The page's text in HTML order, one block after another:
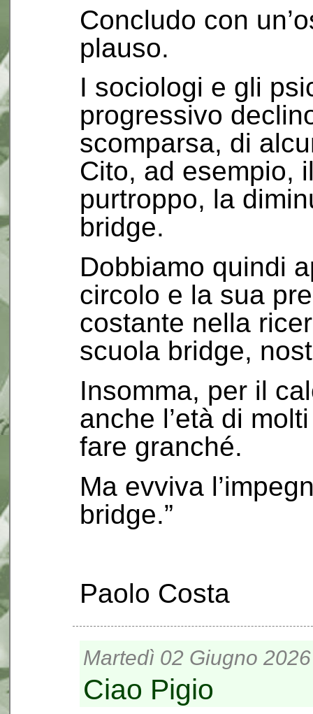
Concludo con
plauso.
I sociologi e gli
progressivo
scomparsa, di
Cito, ad esempio,
purtroppo, la
bridge.
Dobbiamo quindi
circolo e la sua
costante nella
scuola bridge,
Insomma, per il
anche l’età di
fare granché.
Ma evviva
bridge.”
Paolo Costa
Martedì 02 Giugno
Ciao Pigio